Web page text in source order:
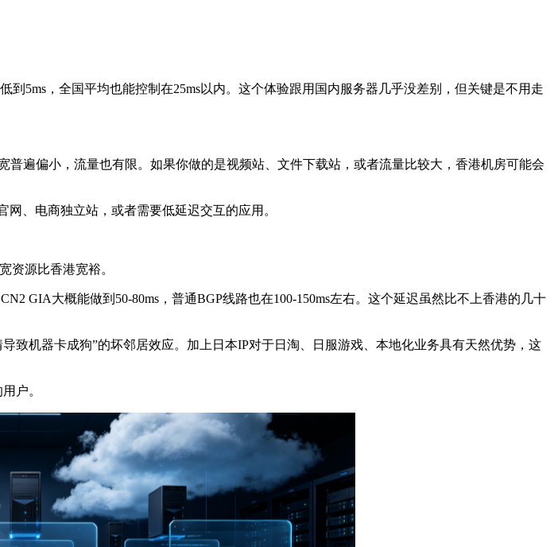
，全国平均也能控制在25ms以内。这个体验跟用国内服务器几乎没差别，但关键是不用走
遍偏小，流量也有限。如果你做的是视频站、文件下载站，或者流量比较大，香港机房可能会
、电商独立站，或者需要低延迟交互的应用。
源比香港宽裕。
大概能做到50-80ms，普通BGP线路也在100-150ms左右。这个延迟虽然比不上香港的几十
机器卡成狗”的坏邻居效应。加上日本IP对于日淘、日服游戏、本地化业务具有天然优势，这
户。